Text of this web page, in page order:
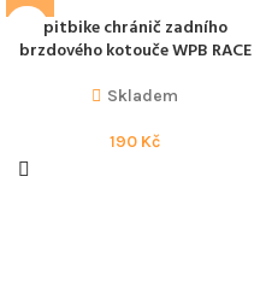
pitbike chránič zadního
brzdového kotouče WPB RACE
Skladem
190 Kč